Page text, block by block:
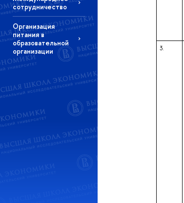
сотрудничество
Организация
питания в
образовательной
организации
3.